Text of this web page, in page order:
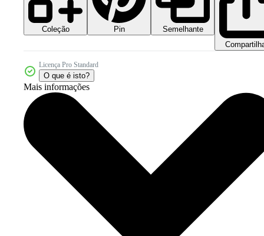
Coleção Pin
Semelhante
Licença Pro Standard
O que é isto?
Mais informações